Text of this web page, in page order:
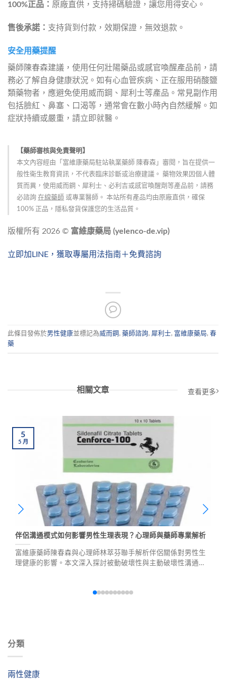
分類
兩性健康
100%正品： 原廠直供，支持掃碼驗證，讓您用得安心。
售後承諾： 支持貨到付款，效期保證，無效退款。
安全用藥提醒
藥師陳春森建議，使用任何壯陽藥品或感官喚醒產品前，請
務必了解自身健康狀況。如有心血管疾病、正在服用硝酸鹽
類藥物者，應避免使用威而鋼、犀利士等產品。常見副作用
包括臉紅、鼻塞、口渴等，通常會在數小時內自然緩解。如
症狀持續或嚴重，請立即就醫。
【藥師審核與免責聲明】
本文內容經由「富維康藥局駐站執業藥師 陳春森」審閱，旨在提供一
般性衛生教育資訊，不代表臨床診斷或治療建議。 藥物效果因個人體
質而異，使用威而鋼、犀利士、必利吉或感官喚醒劑等產品前，請務
必諮詢 在線藥師 或專業醫師。 本站所有產品均由原廠直供，確保
100% 正品，隱私發貨保護您的生活品質。
版權所有 2026 © 富維康藥局 (yelenco-de.vip)
立即加LINE，獲取專屬用法指南＋免費諮詢
此條目發佈於男性健康並標記為威而鋼 , 藥師諮詢, 犀利士, 富維康藥局, 春
藥
相關文章 查看更多
伴侶溝通模式如何影響男性生理表現？心理師與藥師專業解析
富維康藥師陳春森與心理師林萃芬聯手解析伴侶關係對男性生
理健康的影響。本文深入探討被動破壞性與主動破壞性溝通模
5
5月